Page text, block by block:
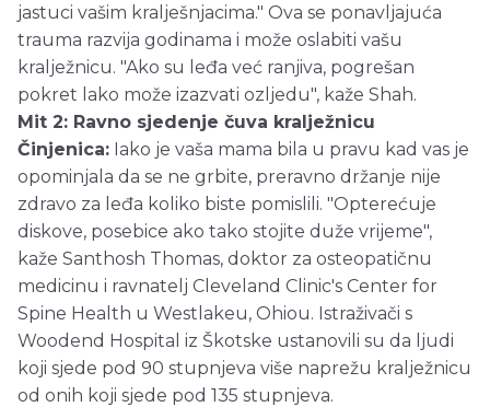
jastuci vašim kralješnjacima." Ova se ponavljajuća
trauma razvija godinama i može oslabiti vašu
kralježnicu. "Ako su leđa već ranjiva, pogrešan
pokret lako može izazvati ozljedu", kaže Shah.
Mit 2: Ravno sjedenje čuva kralježnicu
Činjenica: Iako je vaša mama bila u pravu kad vas je
opominjala da se ne grbite, preravno držanje nije
zdravo za leđa koliko biste pomislili. "Opterećuje
diskove, posebice ako tako stojite duže vrijeme",
kaže Santhosh Thomas, doktor za osteopatičnu
medicinu i ravnatelj Cleveland Clinic's Center for
Spine Health u Westlakeu, Ohiou. Istraživači s
Woodend Hospital iz Škotske ustanovili su da ljudi
koji sjede pod 90 stupnjeva više naprežu kralježnicu
od onih koji sjede pod 135 stupnjeva.